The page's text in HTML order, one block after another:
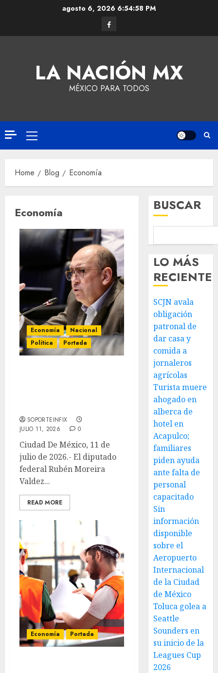
agosto 6, 2026 6:55:00 PM
LA NACIÓN MX
MÉXICO PARA TODOS
Home Blog Economía
Economía
Economía
Nacional
Política
Portada
SOPORTEINFIX
JULIO 11, 2026
0
Ciudad De México, 11 de
julio de 2026.- El diputado
federal Rubén Moreira
Valdez...
READ MORE
Economía Portada
BUSCAR
LO MÁS
RECIENTE
SCJN avala
obligación
patronal de
dar casa y
comida a
jornaleros
agrícolas
Turista muere
ahogado en
alberca de
hotel en
Acapulco;
familiares
piden ayuda
ante falta de
personal
capacitado
Sin
información
disponible
sobre el
Aeropuerto
Internacional
de la Ciudad
de México
Toluca golea a
Seattle
Sounders en
su inicio de la
Leagues Cup
2026